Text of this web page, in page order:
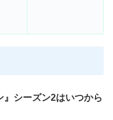
シーズン2はいつから